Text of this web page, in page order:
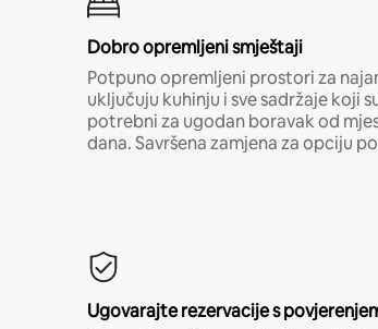
Dobro opremljeni smještaji
Potpuno opremljeni prostori za
uključuju kuhinju i sve sadržaje koji
potrebni za ugodan boravak od
dana. Savršena zamjena za opciju
Ugovarajte rezervacije s